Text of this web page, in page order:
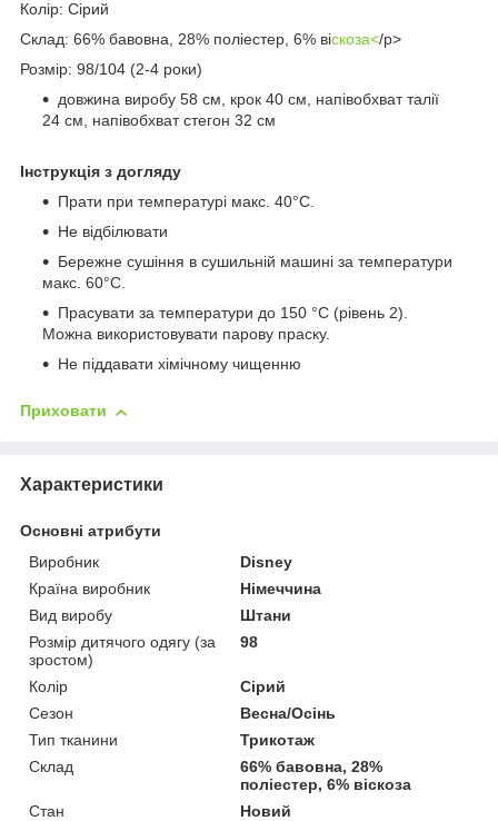
Колір: Сірий
Склад: 66% бавовна, 28% поліестер, 6% віскоза</p>
Розмір: 98/104 (2-4 роки)
довжина виробу 58 см, крок 40 см, напівобхват талії
24 см, напівобхват стегон 32 см
Інструкція з догляду
Прати при температурі макс. 40°C.
Не відбілювати
Бережне сушіння в сушильній машині за температури
макс. 60°C.
Прасувати за температури до 150 °C (рівень 2).
Можна використовувати парову праску.
Не піддавати хімічному чищенню
Приховати
Характеристики
Основні атрибути
Виробник
Disney
Країна виробник
Німеччина
Вид виробу
Штани
Розмір дитячого одягу (за
зростом)
98
Колір
Сірий
Сезон
Весна/Осінь
Тип тканини
Трикотаж
Склад
66% бавовна, 28%
поліестер, 6% віскоза
Стан
Новий